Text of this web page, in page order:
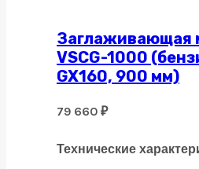
Заглаживающая
VSCG-1000
GX160, 900 мм)
79 660 ₽
Технические